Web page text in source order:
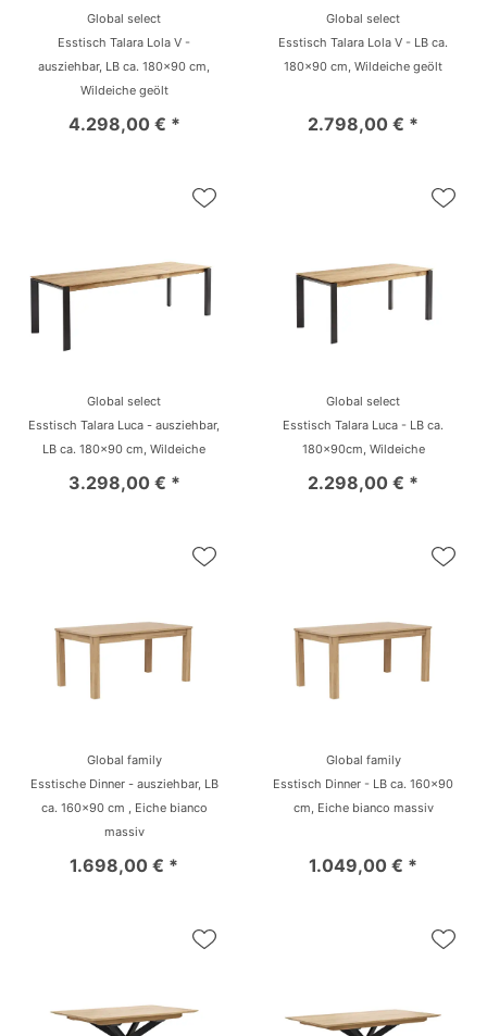
Global select
Esstisch Talara Lola V -
ausziehbar, LB ca. 180x90 cm,
Wildeiche geölt
4.298,00 € *
Global select
Esstisch Talara Lola V - LB ca.
180x90 cm, Wildeiche geölt
2.798,00 € *
Global select
Esstisch Talara Luca - ausziehbar,
LB ca. 180x90 cm, Wildeiche
3.298,00 € *
Global select
Esstisch Talara Luca - LB ca.
180x90cm, Wildeiche
2.298,00 € *
Global family
Esstische Dinner - ausziehbar, LB
ca. 160x90 cm , Eiche bianco
massiv
1.698,00 € *
Global family
Esstisch Dinner - LB ca. 160x90
cm, Eiche bianco massiv
1.049,00 € *